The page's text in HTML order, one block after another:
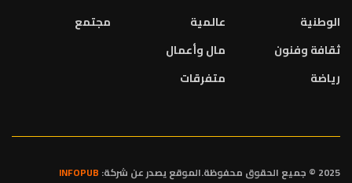
الوطنية
ثقافة وفنون
رياضة
عالمية
مال وأعمال
متفرقات
مجتمع
2025 © جميع الحقوق محفوظة.الموقع يصدر عن شركة: INFOPUB